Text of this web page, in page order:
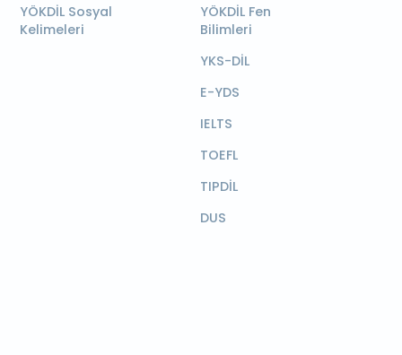
YÖKDİL Sosyal
Kelimeleri
YÖKDİL Fen
Bilimleri
YKS-DİL
E-YDS
IELTS
TOEFL
TIPDİL
DUS